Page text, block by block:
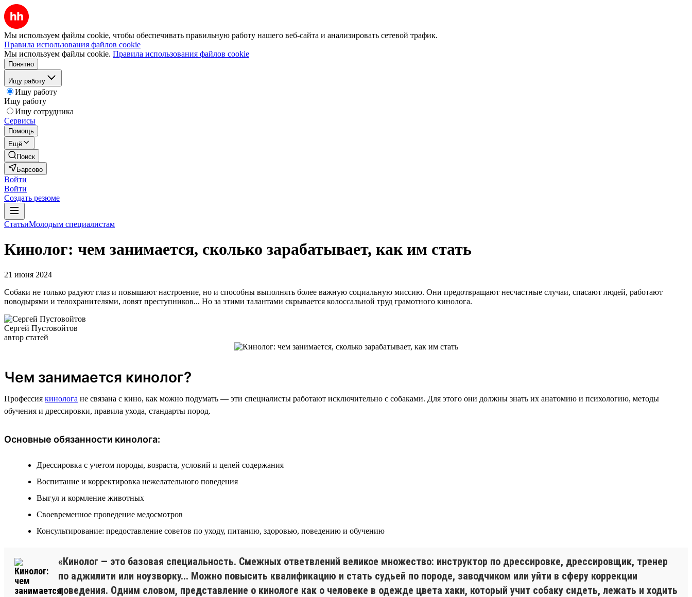
Мы используем файлы cookie, чтобы обеспечивать правильную работу нашего веб-сайта и анализировать сетевой трафик.
Правила использования файлов cookie
Мы используем файлы cookie. Правила использования файлов cookie
Понятно
Ищу работу
Ищу работу
Ищу работу
Ищу сотрудника
Сервисы
Помощь
Ещё
Поиск
Барсово
Войти
Войти
Создать резюме
СтатьиМолодым специалистам
Кинолог: чем занимается, сколько зарабатывает, как им стать
21 июня 2024
Собаки не только радуют глаз и повышают настроение, но и способны выполнять более важную социальную миссию. Они предотвращают несчастные случаи, спасают людей, работают
поводырями и телохранителями, ловят преступников... Но за этими талантами скрывается колоссальной труд грамотного кинолога.
Сергей Пустовойтов
автор статей
Чем занимается кинолог?
Профессия кинолога не связана с кино, как можно подумать — эти специалисты работают исключительно с собаками. Для этого они должны знать их анатомию и психологию, методы
обучения и дрессировки, правила ухода, стандарты пород.
Основные обязанности кинолога:
Дрессировка с учетом породы, возраста, условий и целей содержания
Воспитание и корректировка нежелательного поведения
Выгул и кормление животных
Своевременное проведение медосмотров
Консультирование: предоставление советов по уходу, питанию, здоровью, поведению и обучению
«Кинолог — это базовая специальность. Смежных ответвлений великое множество: инструктор по дрессировке, дрессировщик, тренер
по аджилити или ноузворку... Можно повысить квалификацию и стать судьей по породе, заводчиком или уйти в сферу коррекции
поведения. Одним словом, представление о кинологе как о человеке в одежде цвета хаки, который учит собаку сидеть, лежать и ходить